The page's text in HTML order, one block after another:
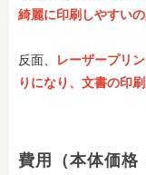
綺麗に印刷しやすい
反面、
レーザープリ
りになり、文書の印
費用（本体価格